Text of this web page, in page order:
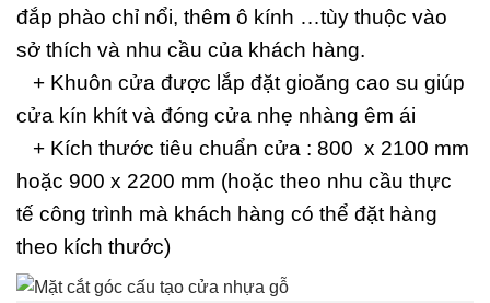
đắp phào chỉ nổi, thêm ô kính …tùy thuộc vào
sở thích và nhu cầu của khách hàng.
+ Khuôn cửa được lắp đặt gioăng cao su giúp
cửa kín khít và đóng cửa nhẹ nhàng êm ái
+ Kích thước tiêu chuẩn cửa : 800 x 2100 mm
hoặc 900 x 2200 mm (hoặc theo nhu cầu thực
tế công trình mà khách hàng có thể đặt hàng
theo kích thước)